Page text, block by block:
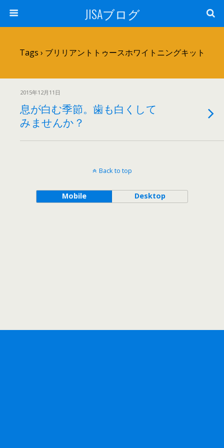
JISAブログ
Tags › ブリリアントトゥースホワイトニングキット
2015年12月11日
息が白む季節。歯も白くして
みませんか？
Back to top
Mobile Desktop